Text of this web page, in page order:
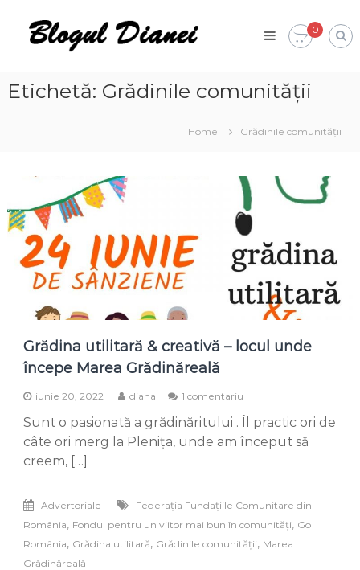
content
Blogul
Dianei
opinie,
călătorii
0
Etichetă: Grădinile comunității
Home Grădinile comunității
Grădina utilitară & creativă – locul unde
începe Marea Grădinăreală
iunie 20, 2022 diana 1 comentariu
utilitară
&
începe
Marea
Grădinăreală
Sunt o pasionată a grădinăritului . Îl practic ori de
câte ori merg la Plenița, unde am început să
creem, […]
Advertoriale
Federaţia Fundaţiile Comunitare din
România, Fondul pentru un viitor mai bun în comunități, Go
România, Grădina utilitară, Grădinile comunității, Marea
Grădinăreală